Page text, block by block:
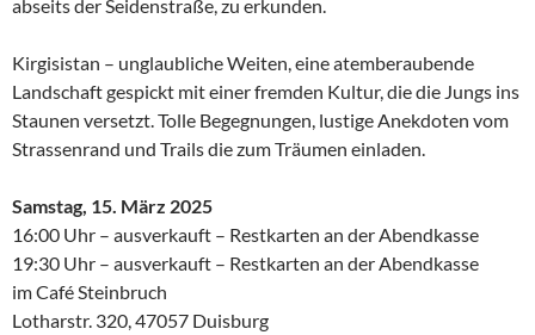
abseits der Seidenstraße, zu erkunden.
Kirgisistan – unglaubliche Weiten, eine atemberaubende
Landschaft gespickt mit einer fremden Kultur, die die Jungs ins
Staunen versetzt. Tolle Begegnungen, lustige Anekdoten vom
Strassenrand und Trails die zum Träumen einladen.
Samstag, 15. März 2025
16:00 Uhr – ausverkauft – Restkarten an der Abendkasse
19:30 Uhr – ausverkauft – Restkarten an der Abendkasse
im Café Steinbruch
Lotharstr. 320, 47057 Duisburg